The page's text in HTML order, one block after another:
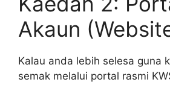
Akaun
Kalau anda lebih selesa guna
semak melalui portal rasmi